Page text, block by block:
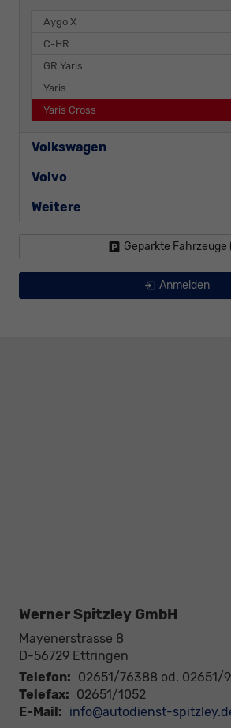
Aygo X
C-HR
GR Yaris
Yaris
Yaris Cross
Volkswagen
Volvo
Weitere
Geparkte Fahrzeuge
Anmelden
Werner Spitzley GmbH
Mayenerstrasse 8
D-56729 Ettringen
Telefon: 02651/76388 od. 02651/
Telefax: 02651/1052
E-Mail: info@autodienst-